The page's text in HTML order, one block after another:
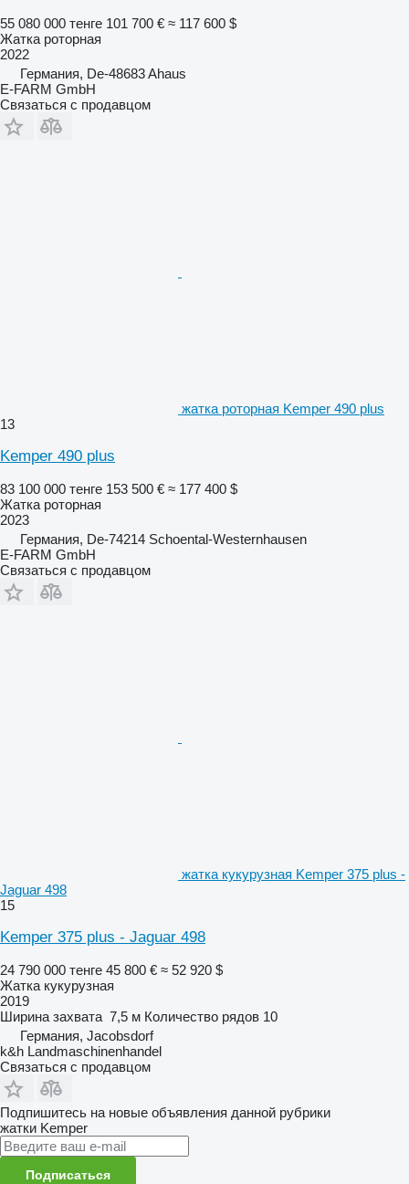
55 080 000 тенге 101 700 € ≈ 117 600 $
Жатка роторная
2022
Германия, De-48683 Ahaus
E-FARM GmbH
Связаться с продавцом
жатка роторная Kemper 490 plus
13
Kemper 490 plus
83 100 000 тенге 153 500 € ≈ 177 400 $
Жатка роторная
2023
Германия, De-74214 Schoental-Westernhausen
E-FARM GmbH
Связаться с продавцом
жатка кукурузная Kemper 375 plus -
Jaguar 498
15
Kemper 375 plus - Jaguar 498
24 790 000 тенге 45 800 € ≈ 52 920 $
Жатка кукурузная
2019
Ширина захвата 7,5 м Количество рядов 10
Германия, Jacobsdorf
k&h Landmaschinenhandel
Связаться с продавцом
Подпишитесь на новые объявления данной рубрики
жатки Kemper
Подписаться